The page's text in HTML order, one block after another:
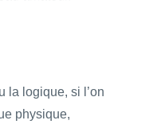
la logique, si l’on
physique,